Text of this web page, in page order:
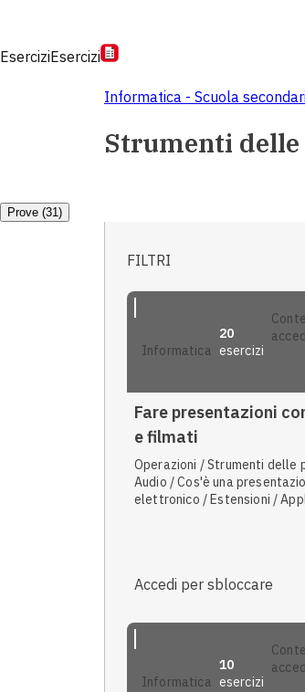
EserciziEsercizi
Informatica - Scuola
Strumenti
Prove (31)
FILTRI
informatica
20
esercizi
contenuto riservato:
Fare presentazioni
e filmati
Operazioni / Strumenti delle
Audio / Cos'è una
elettronico / Estensioni /
Accedi per sbloccare
informatica
10
esercizi
contenuto riservato: